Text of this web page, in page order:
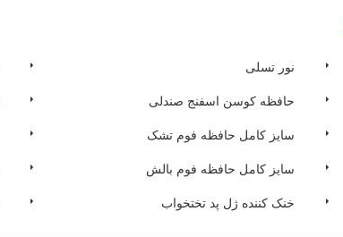
نور تسلی
حافظه کوسن اسفنج صندلی
سایز کامل حافظه فوم تشک
سایز کامل حافظه فوم بالش
خنک کننده ژل پد تختخواب